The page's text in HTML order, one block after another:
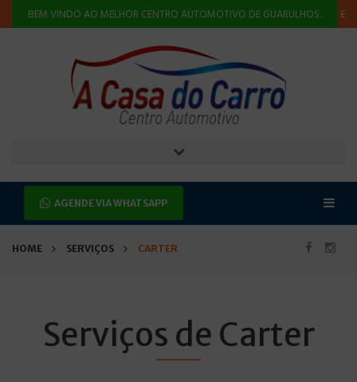
BEM VINDO AO MELHOR CENTRO AUTOMOTIVO DE GUARULHOS.
ALINHAMENTO E BALANCEAMENTO INJEÇÃO ELETRÔNICA
AGENDE VIA WHATSAPP
HOME SERVIÇOS CARTER
Serviços de Carter